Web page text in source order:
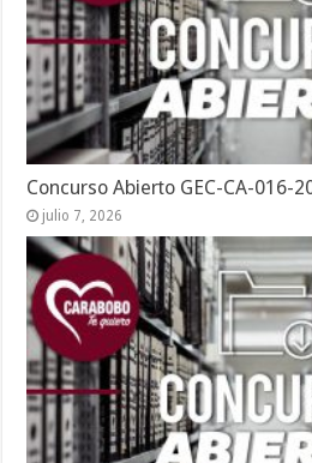
Concurso Abierto GEC-CA-016-
julio 7, 2026